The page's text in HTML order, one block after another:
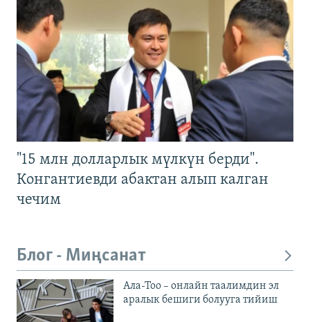
"15 млн долларлык мүлкүн берди".
Конгантиевди абактан алып калган
чечим
Блог - Миңсанат
Ала-Тоо – онлайн таалимдин эл
аралык бешиги болууга тийиш